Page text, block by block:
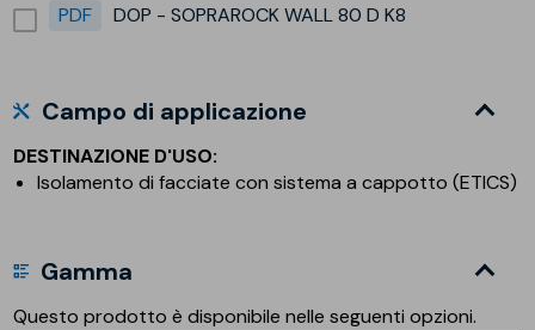
PDF
DOP - SOPRAROCK WALL 80 D K8
Campo di applicazione
DESTINAZIONE D'USO:
Isolamento di facciate con sistema a cappotto (ETICS)
Gamma
Questo prodotto è disponibile nelle seguenti opzioni.